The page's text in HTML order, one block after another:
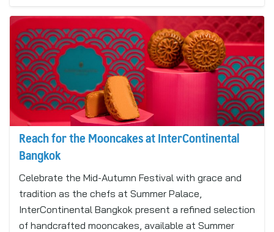
Reach for the Mooncakes at InterContinental
Bangkok
Celebrate the Mid-Autumn Festival with grace and
tradition as the chefs at Summer Palace,
InterContinental Bangkok present a refined selection
of handcrafted mooncakes, available at Summer